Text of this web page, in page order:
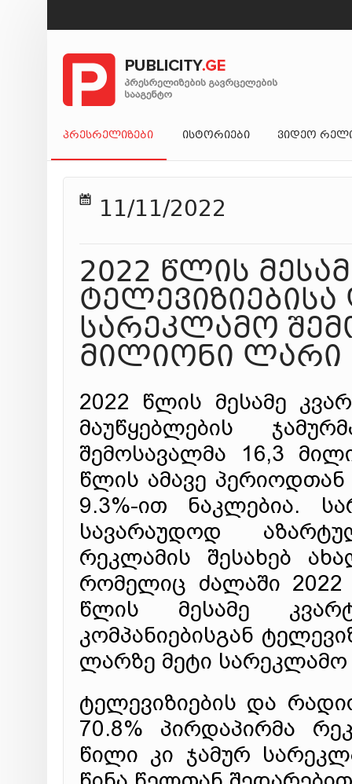
ᲞᲠᲔᲡᲠᲔᲚᲘᲖᲔᲑᲘ ᲘᲡᲢᲝᲠᲘᲔᲑᲘ ᲕᲘᲓᲔᲝ
11/11/2022
2022 წლის
სარეკლამო
მილიონი ლარი
2022 წლის მესამე
მაუწყებლების
შემოსავალმა 16,3
წლის ამავე
9.3%-ით ნაკლებია.
სავარაუდოდ
რეკლამის შესახებ
რომელიც ძალაში
წლის მესამე
კომპანიებისგან
ლარზე მეტი სარეკლამო
ტელევიზიების და
70.8% პირდაპირმა
წილი კი ჯამურ